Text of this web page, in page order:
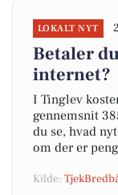
LOKALT NYT
Betaler
internet?
I Tinglev
gennemsnit
du se, hvad
om der er
Kilde: